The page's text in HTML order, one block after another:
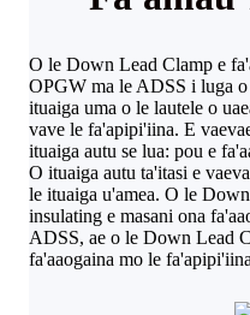
O le Down Lead Clamp e
OPGW ma le ADSS i luga
ituaiga uma o le lautele o
vave le fa'apipi'iina. E
ituaiga autu se lua: pou e
O ituaiga autu ta'itasi e
le ituaiga u'amea. O le
insulating e masani ona
ADSS, ae o le Down Lead
fa'aaogaina mo le